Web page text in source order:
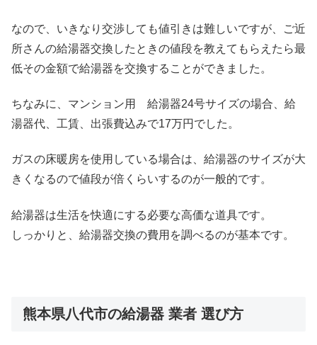
なので、いきなり交渉しても値引きは難しいですが、ご近
所さんの給湯器交換したときの値段を教えてもらえたら最
低その金額で給湯器を交換することができました。
ちなみに、マンション用 給湯器24号サイズの場合、給
湯器代、工賃、出張費込みで17万円でした。
ガスの床暖房を使用している場合は、給湯器のサイズが大
きくなるので値段が倍くらいするのが一般的です。
給湯器は生活を快適にする必要な高価な道具です。
しっかりと、給湯器交換の費用を調べるのが基本です。
熊本県八代市の給湯器 業者 選び方